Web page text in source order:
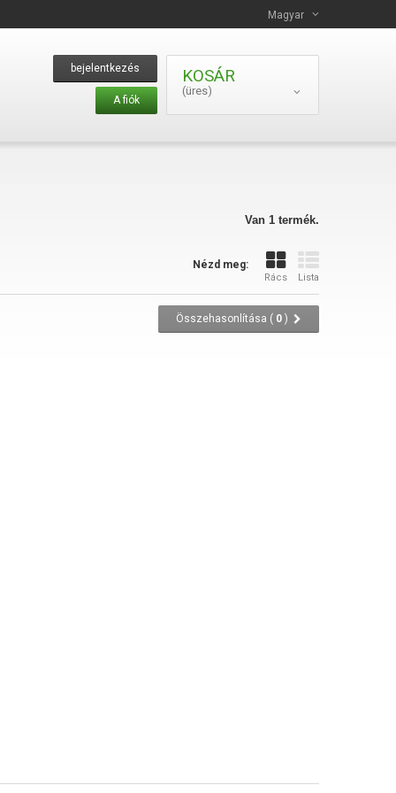
Magyar
KOSÁR
(üres)
bejelentkezés
A fiók
Van 1 termék.
Nézd meg:
Rács Lista
Összehasonlítása ( 0 )